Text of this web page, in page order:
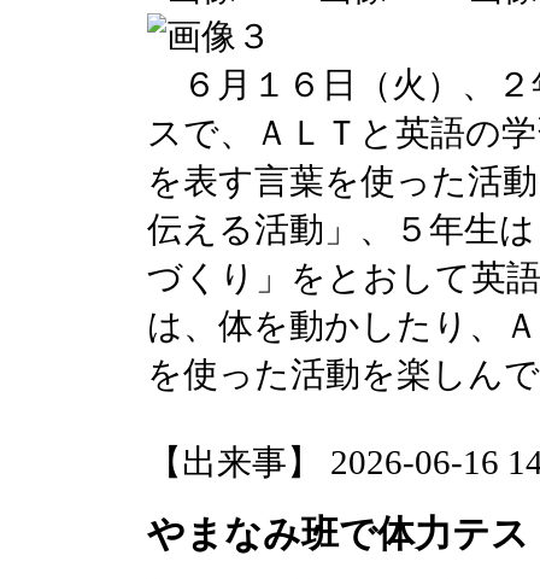
６月１６日（火）、２
スで、ＡＬＴと英語の
を表す言葉を使った活
伝える活動」、５年生
づくり」をとおして英
は、体を動かしたり、
を使った活動を楽しん
【出来事】 2026-06-16
やまなみ班で体力テス